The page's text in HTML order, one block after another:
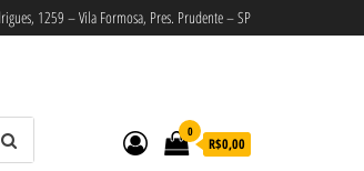
1259 – Vila Formosa, Pres. Prudente – SP
0
R$0,00